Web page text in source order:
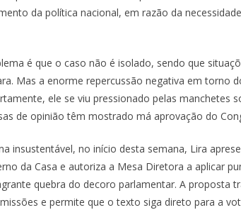
da política nacional, em razão da
é que o caso não é isolado, sendo que
Mas a enorme repercussão negativa em torno
ele se viu pressionado pelas manchetes
de opinião têm mostrado má aprovação do
insustentável, no início desta semana, Lira
da Casa e autoriza a Mesa Diretora a aplicar
quebra do decoro parlamentar. A proposta
e permite que o texto siga direto para a